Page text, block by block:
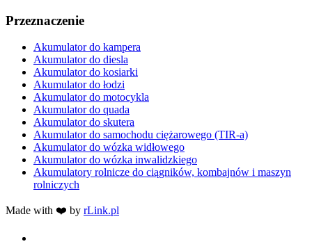
Przeznaczenie
Akumulator do kampera
Akumulator do diesla
Akumulator do kosiarki
Akumulator do łodzi
Akumulator do motocykla
Akumulator do quada
Akumulator do skutera
Akumulator do samochodu ciężarowego (TIR-a)
Akumulator do wózka widłowego
Akumulator do wózka inwalidzkiego
Akumulatory rolnicze do ciągników, kombajnów i maszyn
rolniczych
Made with ❤️ by rLink.pl